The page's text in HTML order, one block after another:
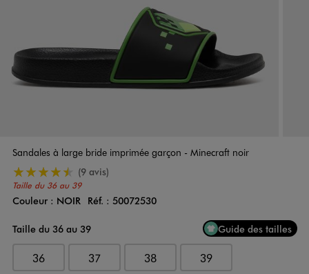
Sandales à large bride imprimée garçon - Minecraft noir
Taille du 36 au 39
4.5/5 de moyenne
(9 avis)
Couleur
Couleur : NOIR Réf. : 50072530
Taille du 36 au 39
Guide des tailles
36 37 38 39